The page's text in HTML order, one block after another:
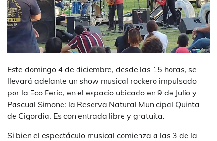
Este domingo 4 de diciembre, desde las 15 horas, se
llevará adelante un show musical rockero impulsado
por la Eco Feria, en el espacio ubicado en 9 de Julio y
Pascual Simone: la Reserva Natural Municipal Quinta
de Cigordia. Es con entrada libre y gratuita.
Si bien el espectáculo musical comienza a las 3 de la